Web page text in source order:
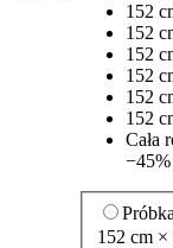
152
152
152
152
152
152
Cała
152 cm ×